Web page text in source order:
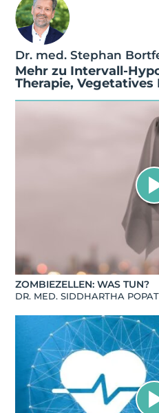
Dr. med. Stephan
Mehr zu Intervall-
Therapie, Vegetatives
ZOMBIEZELLEN: WAS TUN?
DR. MED. SIDDHARTHA POPAT